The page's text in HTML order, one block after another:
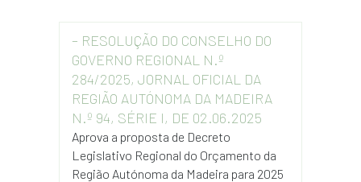
– RESOLUÇÃO DO CONSELHO DO
GOVERNO REGIONAL N.º
284/2025, JORNAL OFICIAL DA
REGIÃO AUTÓNOMA DA MADEIRA
N.º 94, SÉRIE I, DE 02.06.2025
Aprova a proposta de Decreto
Legislativo Regional do Orçamento da
Região Autónoma da Madeira para 2025